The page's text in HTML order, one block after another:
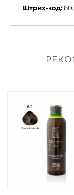
Штрих-код: